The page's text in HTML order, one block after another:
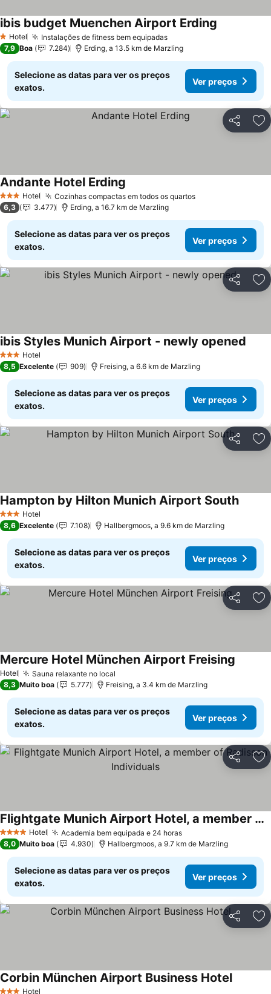
1 Estrelas
Hotel Instalações de fitness bem equipadasVer preços
ibis budget Muenchen Airport Erding
7,9 Boa 7.284 Erding, a 13.5 km de Marzling
Selecione as datas para ver os preços
exatos.
Ver preços
Partilhar
3 EstrelasHotel Cozinhas compactas em todos os quartosVer preços
Andante Hotel Erding
6,3 3.477 Erding, a 16.7 km de Marzling
Selecione as datas para ver os preços
exatos.
Ver preços
Partilhar
3 EstrelasHotel
ibis Styles Munich Airport - newly opened
8,5 Excelente 909 Freising, a 6.6 km de Marzling
Selecione as datas para ver os preços
exatos.
Ver preços
Partilhar
3 EstrelasHotel
Hampton by Hilton Munich Airport SouthVer
8,6 Excelente 7.108 Hallbergmoos, a 9.6 km de Marzling
Selecione as datas para ver os preços
exatos.
Ver preços
Partilhar
Hotel Sauna relaxante no local
Mercure Hotel München Airport Freising
8,3 Muito boa 5.777 Freising, a 3.4 km de Marzling
Selecione as datas para ver os preços
exatos.
Ver preços
Partilhar
4 EstrelasHotel Academia bem equipada e 24 horasVer preços
Flightgate Munich Airport Hotel, a member of Radisson Individuals
Ver preços
8,0 Muito boa 4.930 Hallbergmoos, a 9.7 km de Marzling
Selecione as datas para ver os preços
exatos.
Ver preços
Partilhar
Hotel
Corbin München Airport Business HotelVer